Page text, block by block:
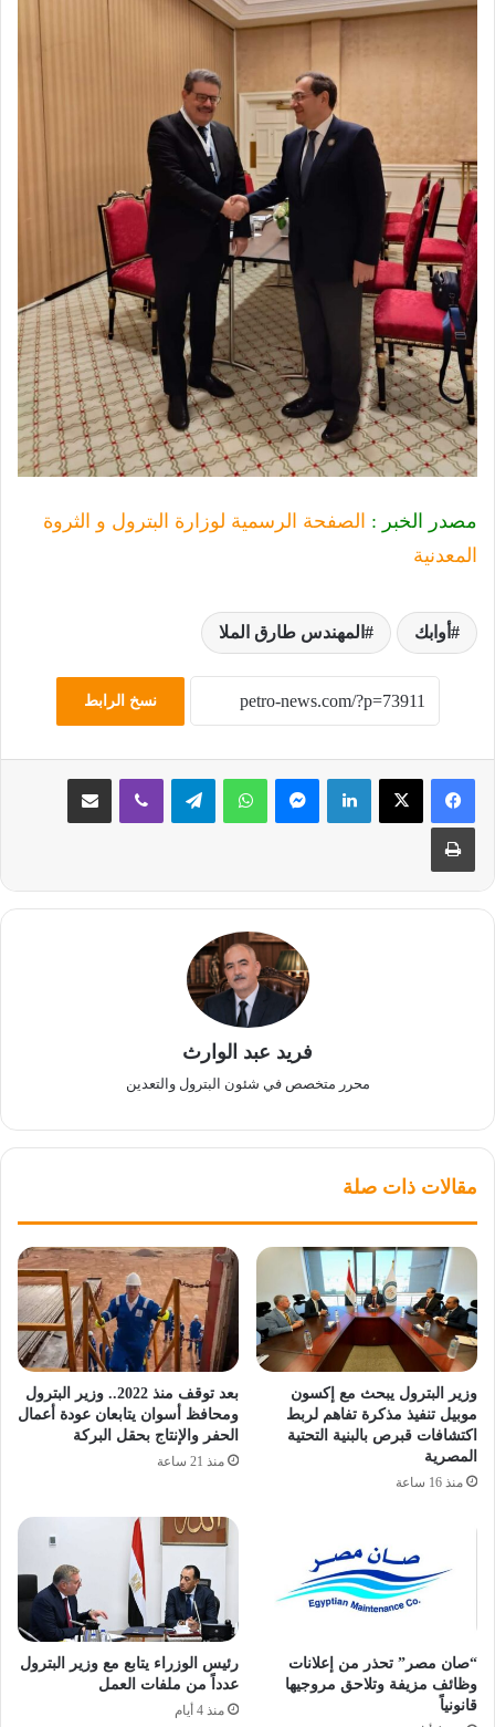
مصدر الخبر : الصفحة الرسمية لوزارة البترول و الثروة
المعدنية
أوابك المهندس طارق الملا
نسخ الرابط
لينكدإن ماسنجر واتساب تيلقرام ڤايبر مشاركة عبر البريد
طباعة
فريد عبد الوارث
محرر متخصص في شئون البترول والتعدين
مقالات ذات صلة
وزير البترول يبحث مع إكسون
موبيل تنفيذ مذكرة تفاهم لربط
اكتشافات قبرص بالبنية التحتية
المصرية
منذ 16 ساعة
بعد توقف منذ 2022.. وزير البترول
ومحافظ أسوان يتابعان عودة أعمال
الحفر والإنتاج بحقل البركة
منذ 21 ساعة
“صان مصر” تحذر من إعلانات
وظائف مزيفة وتلاحق مروجيها
قانونياً
رئيس الوزراء يتابع مع وزير البترول
عدداً من ملفات العمل
منذ 4 أيام